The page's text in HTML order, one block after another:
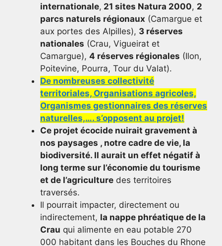
internationale, 21 sites Natura 2000, 2
parcs naturels régionaux (Camargue et
aux portes des Alpilles), 3 réserves
nationales (Crau, Vigueirat et
Camargue), 4 réserves régionales (Ilon,
Poitevine, Pourra, Tour du Valat).
De nombreuses collectivité
territoriales, Organisations agricoles,
Organismes gestionnaires des réserves
naturelles,…. s’opposent au projet!
Ce projet écocide nuirait gravement à
nos paysages , notre cadre de vie, la
biodiversité. Il aurait un effet négatif à
long terme sur l’économie du tourisme
et de l’agriculture des territoires
traversés.
Il pourrait impacter, directement ou
indirectement, la nappe phréatique de la
Crau qui alimente en eau potable 270
000 habitant dans les Bouches du Rhone